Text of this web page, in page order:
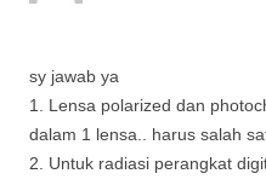
sy jawab ya
1. Lensa polarized dan
dalam 1 lensa.. harus salah
2. Untuk radiasi perangkat